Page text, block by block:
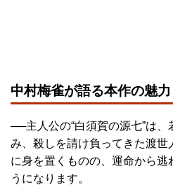
中村梅雀が語る本作の魅力
──主人公の“白須賀の源七”は
み、殺しを請け負ってきた渡世
に身を置くものの、運命から逃
うになります。